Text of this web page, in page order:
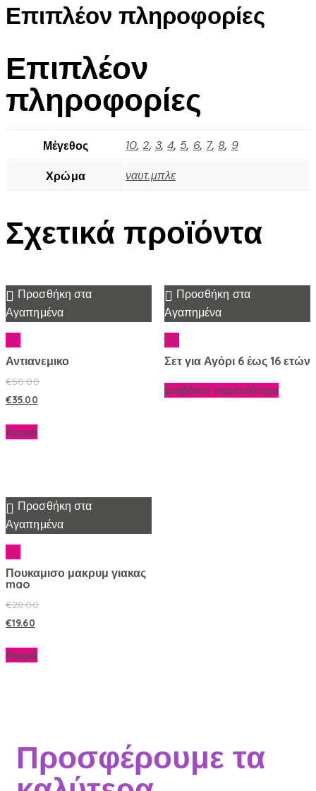
Επιπλέον πληροφορίες
Επιπλέον
πληροφορίες
Μέγεθος 10,2, 3,4, 5, 6, 7, 8, 9
Χρώμα ναυτ.μπλε
Σχετικά προϊόντα
Προσθήκη στα
Αγαπημένα
Αντιανεμικο
€50.00
€35.00
Αγορά
Προσθήκη στα
Αγαπημένα
Σετ για Αγόρι 6 έως 16 ετών
Διαβάστε περισσότερα
Προσθήκη στα
Αγαπημένα
Πουκαμισο μακρυμ γιακας
mao
€28.00
€19.60
Αγορά
Προσφέρουμε τα